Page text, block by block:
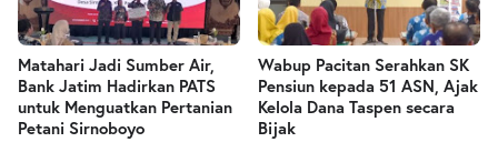
Matahari Jadi Sumber Air,
Bank Jatim Hadirkan PATS
untuk Menguatkan Pertanian
Petani Sirnoboyo
Wabup Pacitan Serahkan SK
Pensiun kepada 51 ASN, Ajak
Kelola Dana Taspen secara
Bijak